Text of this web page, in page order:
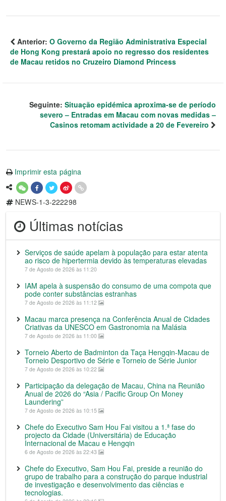
Anterior: O Governo da Região Administrativa Especial
de Hong Kong prestará apoio no regresso dos residentes
de Macau retidos no Cruzeiro Diamond Princess
Seguinte: Situação epidémica aproxima-se de período
severo – Entradas em Macau com novas medidas –
Casinos retomam actividade a 20 de Fevereiro
Imprimir esta página
NEWS-1-3-222298
Últimas notícias
Serviços de saúde apelam à população para estar atenta
ao risco de hipertermia devido às temperaturas elevadas
7 de Agosto de 2026 às 11:20
IAM apela à suspensão do consumo de uma compota que
pode conter substâncias estranhas
7 de Agosto de 2026 às 11:12
Macau marca presença na Conferência Anual de Cidades
Criativas da UNESCO em Gastronomia na Malásia
7 de Agosto de 2026 às 11:00
Torneio Aberto de Badminton da Taça Hengqin-Macau de
Torneio Desportivo de Série e Torneio de Série Junior
7 de Agosto de 2026 às 10:22
Participação da delegação de Macau, China na Reunião
Anual de 2026 do “Asia / Pacific Group On Money
Laundering”
7 de Agosto de 2026 às 10:15
Chefe do Executivo Sam Hou Fai visitou a 1.ª fase do
projecto da Cidade (Universitária) de Educação
Internacional de Macau e Hengqin
6 de Agosto de 2026 às 22:43
Chefe do Executivo, Sam Hou Fai, preside a reunião do
grupo de trabalho para a construção do parque industrial
de investigação e desenvolvimento das ciências e
tecnologias.